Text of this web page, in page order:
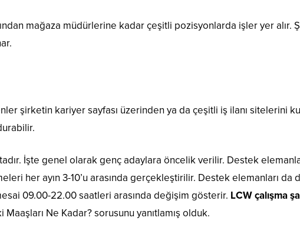
mağaza müdürlerine kadar çeşitli pozisyonlarda işler yer
şirketin kariyer sayfası üzerinden ya da çeşitli iş ilanı sitelerini
İşte genel olarak genç adaylara öncelik verilir. Destek
her ayın 3-10’u arasında gerçekleştirilir. Destek elemanları da
09.00-22.00 saatleri arasında değişim gösterir. LCW çalışma
Ne Kadar? sorusunu yanıtlamış olduk.